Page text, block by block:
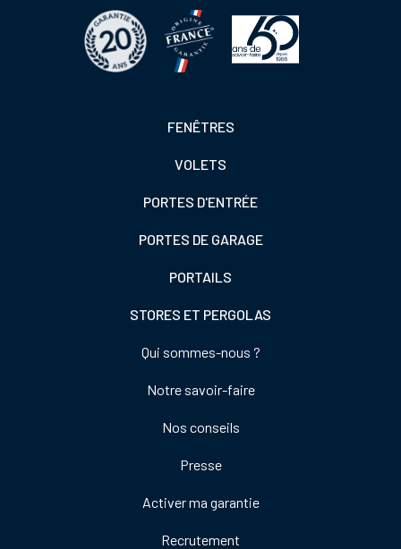
FENÊTRES
VOLETS
PORTES D'ENTRÉE
PORTES DE GARAGE
PORTAILS
STORES ET PERGOLAS
Qui sommes-nous ?
Notre savoir-faire
Nos conseils
Presse
Activer ma garantie
Recrutement